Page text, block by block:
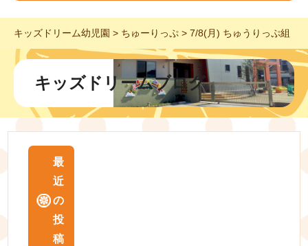
キッズドリーム幼児園 > ちゅーりっぷ > 7/8(月) ちゅうりっぷ組
キッズドリームブログ
最
近
の
投
稿